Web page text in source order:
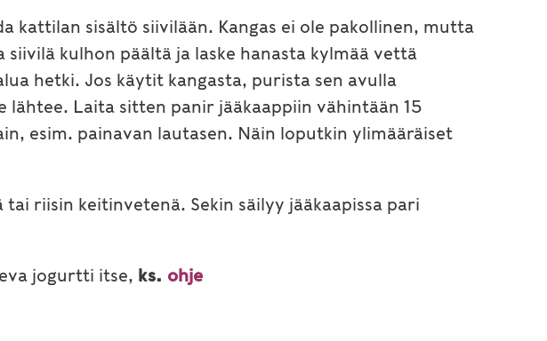
kattilan sisältö siivilään. Kangas ei ole pakollinen, mutta
kulhon päältä ja laske hanasta kylmää vettä
hetki. Jos käytit kangasta, purista sen avulla
lähtee. Laita sitten panir jääkaappiin vähintään 15
esim. painavan lautasen. Näin loputkin ylimääräiset
riisin keitinvetenä. Sekin säilyy jääkaapissa pari
jogurtti itse, ks. ohje